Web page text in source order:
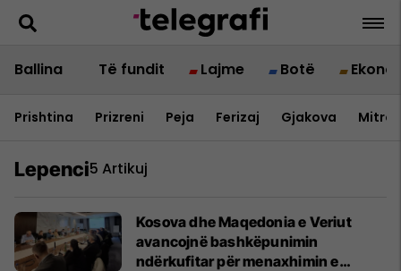
Ballina Të fundit Lajme Botë
Prishtina Prizreni Peja Ferizaj Gjakova
Lepenci5 Artikuj
Kosova dhe Maqedonia e Veriut
avancojnë bashkëpunimin
ndërkufitar për menaxhimin e